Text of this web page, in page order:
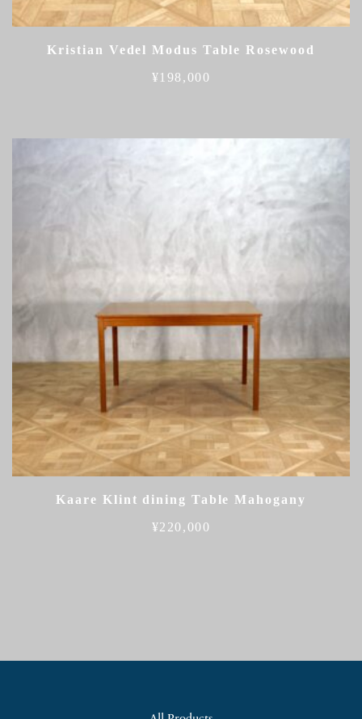
Kristian Vedel Modus Table Rosewood
¥198,000
Kaare Klint dining Table Mahogany
¥220,000